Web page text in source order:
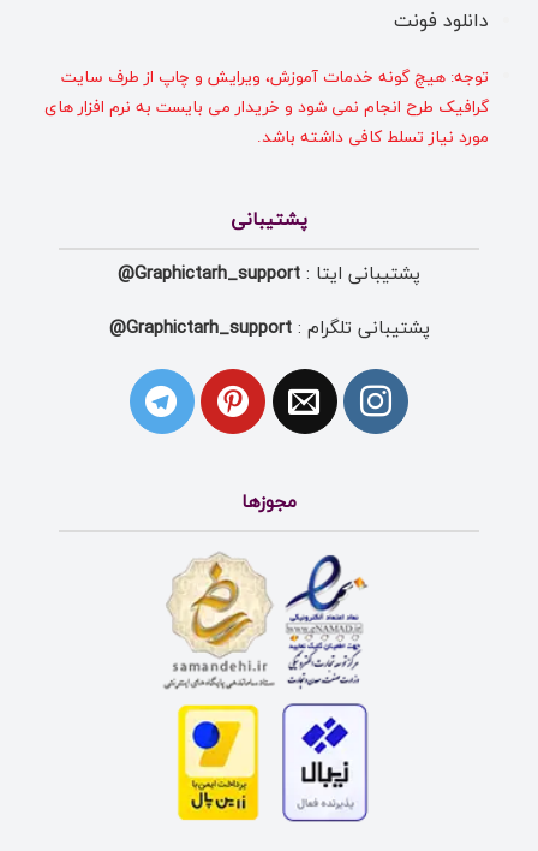
دانلود فونت
توجه: هیچ گونه خدمات آموزش، ویرایش و چاپ از طرف سایت
گرافیک طرح انجام نمی شود و خریدار می بایست به نرم افزار های
مورد نیاز تسلط کافی داشته باشد.
پشتیبانی
پشتیبانی ایتا : Graphictarh_support@
پشتیبانی تلگرام :Graphictarh_support@
مجوزها